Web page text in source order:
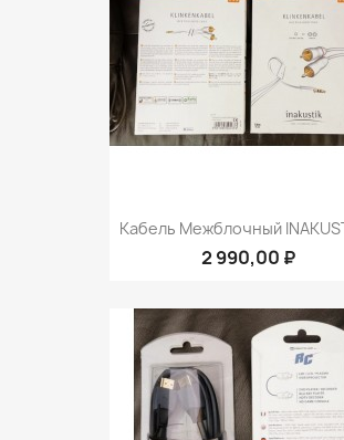
Кабель Межблочный
2 990,00 ₽